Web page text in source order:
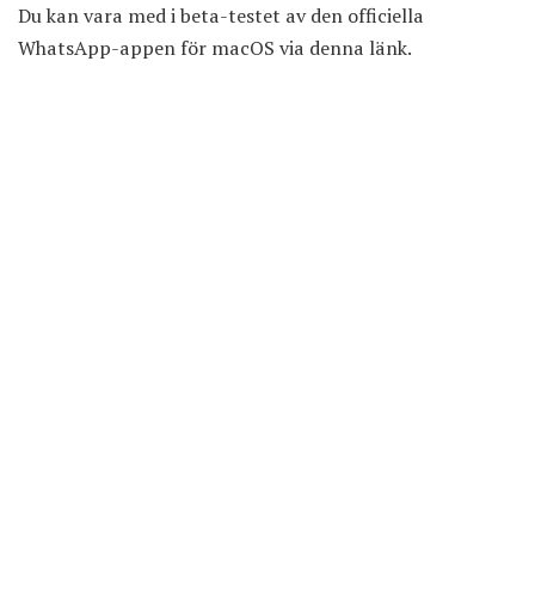
Du kan vara med i beta-testet av den officiella
WhatsApp-appen för macOS via denna länk.